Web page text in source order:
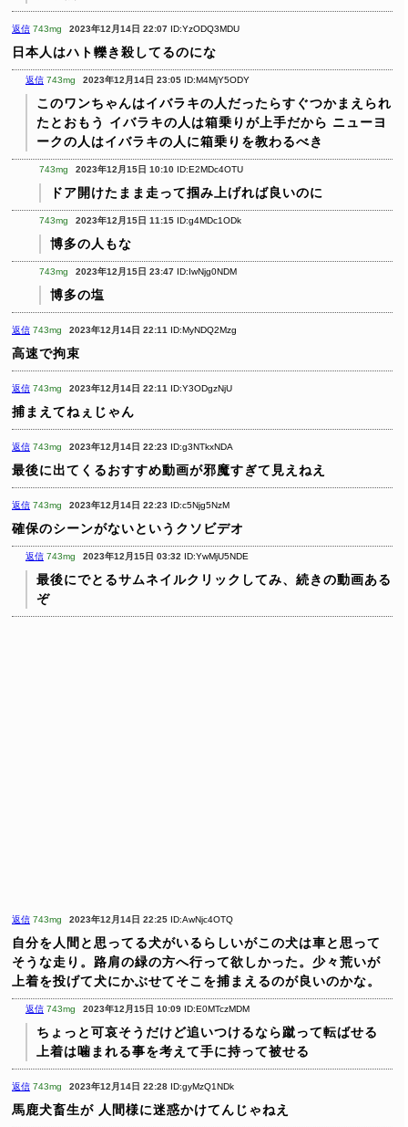
返信 743mg 2023年12月14日 22:07 ID:YzODQ3MDU
日本人はハト轢き殺してるのにな
返信 743mg 2023年12月14日 23:05 ID:M4MjY5ODY
このワンちゃんはイバラキの人だったらすぐつかまえられ
たとおもう
イバラキの人は箱乗りが上手だから ニューヨ
ークの人はイバラキの人に箱乗りを教わるべき
743mg 2023年12月15日 10:10 ID:E2MDc4OTU
ドア開けたまま走って掴み上げれば良いのに
743mg 2023年12月15日 11:15 ID:g4MDc1ODk
博多の人もな
743mg 2023年12月15日 23:47 ID:IwNjg0NDM
博多の塩
返信 743mg 2023年12月14日 22:11 ID:MyNDQ2Mzg
高速で拘束
返信 743mg 2023年12月14日 22:11 ID:Y3ODgzNjU
捕まえてねぇじゃん
返信 743mg 2023年12月14日 22:23 ID:g3NTkxNDA
最後に出てくるおすすめ動画が邪魔すぎて見えねえ
返信 743mg 2023年12月14日 22:23 ID:c5Njg5NzM
確保のシーンがないというクソビデオ
返信 743mg 2023年12月15日 03:32 ID:YwMjU5NDE
最後にでとるサムネイルクリックしてみ、続きの動画ある
ぞ
返信 743mg 2023年12月14日 22:25 ID:AwNjc4OTQ
自分を人間と思ってる犬がいるらしいがこの犬は車と思って
そうな走り。路肩の緑の方へ行って欲しかった。少々荒いが
上着を投げて犬にかぶせてそこを捕まえるのが良いのかな。
返信 743mg 2023年12月15日 10:09 ID:E0MTczMDM
ちょっと可哀そうだけど追いつけるなら蹴って転ばせる
上着は噛まれる事を考えて手に持って被せる
返信 743mg 2023年12月14日 22:28 ID:gyMzQ1NDk
馬鹿犬畜生が 人間様に迷惑かけてんじゃねえ